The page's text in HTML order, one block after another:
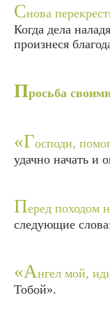
Снова
Когда дела
произнеся
Просьба
«Господи,
удачно начать и
Перед походом
следующие
«Ангел мой,
Тобой».